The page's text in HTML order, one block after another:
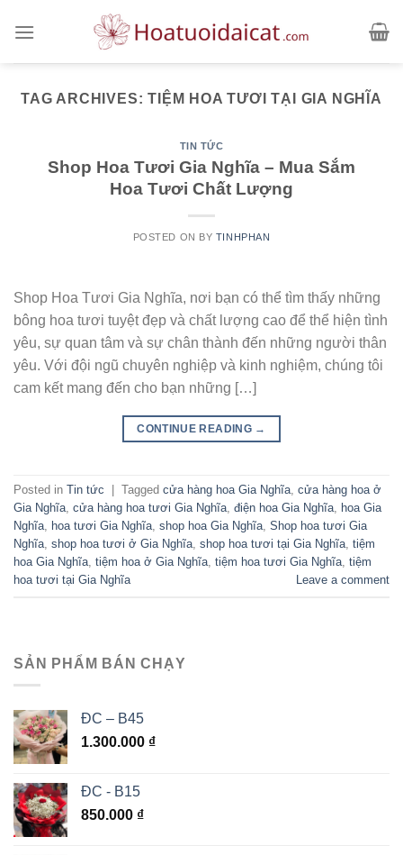
TAG ARCHIVES:TIỆM HOA TƯƠI TẠI GIA NGHĨA
TIN TỨC
Shop Hoa Tươi Gia Nghĩa – Mua Sắm
Hoa Tươi Chất Lượng
POSTED ON BY TINHPHAN
Shop Hoa Tươi Gia Nghĩa, nơi bạn có thể tìm thấy những
bông hoa tươi tuyệt đẹp và chất lượng cao để thể hiện tình
yêu, sự quan tâm và sự chân thành đến những người thân
yêu. Với đội ngũ chuyên nghiệp và kinh nghiệm, chúng tôi
cam kết mang đến cho bạn những […]
CONTINUE READING →
Posted in Tin tức Tagged cửa hàng hoa Gia Nghĩa cửa hàng hoa ở
Gia Nghĩa cửa hàng hoa tươi Gia Nghĩa điện hoa Gia Nghĩa
hoa Gia
Nghĩa
hoa tươi Gia Nghĩa shop hoa Gia Nghĩa Shop hoa tươi Gia
Nghĩa shop hoa tươi ở Gia Nghĩa shop hoa tươi tại Gia Nghĩa tiệm
hoa Gia Nghĩa tiệm hoa ở Gia Nghĩa tiệm hoa tươi Gia Nghĩa tiệm
hoa tươi tại Gia Nghĩa
Leave a comment
SẢN PHẨM BÁN CHẠY
ĐC – B45
1.300.000 ₫
ĐC - B15
850.000 ₫